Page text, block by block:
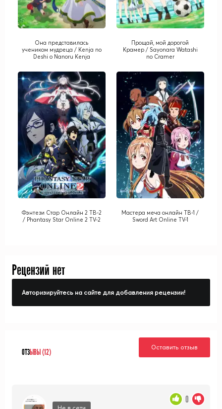
Она представилась
учеником мудреца / Kenja no
Deshi o Nanoru Kenja
Прощай, мой дорогой
Крамер / Sayonara Watashi
no Cramer
Фэнтези Стар Онлайн 2 ТВ-2
/ Phantasy Star Online 2 TV-2
Мастера меча онлайн ТВ-1 /
Sword Art Online TV-1
Рецензий нет
Авторизируйтесь на сайте для добавления рецензии!
ОТЗЫВЫ (12)
Оставить отзыв
0